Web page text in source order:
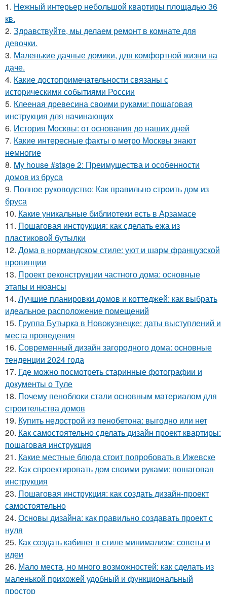
1. Нежный интерьер небольшой квартиры площадью 36
кв.
2. Здравствуйте, мы делаем ремонт в комнате для
девочки.
3. Маленькие дачные домики, для комфортной жизни на
даче.
4. Какие достопримечательности связаны с
историческими событиями России
5. Клееная древесина своими руками: пошаговая
инструкция для начинающих
6. История Москвы: от основания до наших дней
7. Какие интересные факты о метро Москвы знают
немногие
8. My house #stage 2: Преимущества и особенности
домов из бруса
9. Полное руководство: Как правильно строить дом из
бруса
10. Какие уникальные библиотеки есть в Арзамасе
11. Пошаговая инструкция: как сделать ежа из
пластиковой бутылки
12. Дома в нормандском стиле: уют и шарм французской
провинции
13. Проект реконструкции частного дома: основные
этапы и нюансы
14. Лучшие планировки домов и коттеджей: как выбрать
идеальное расположение помещений
15. Группа Бутырка в Новокузнецке: даты выступлений и
места проведения
16. Современный дизайн загородного дома: основные
тенденции 2024 года
17. Где можно посмотреть старинные фотографии и
документы о Туле
18. Почему пеноблоки стали основным материалом для
строительства домов
19. Купить недострой из пенобетона: выгодно или нет
20. Как самостоятельно сделать дизайн проект квартиры:
пошаговая инструкция
21. Какие местные блюда стоит попробовать в Ижевске
22. Как спроектировать дом своими руками: пошаговая
инструкция
23. Пошаговая инструкция: как создать дизайн-проект
самостоятельно
24. Основы дизайна: как правильно создавать проект с
нуля
25. Как создать кабинет в стиле минимализм: советы и
идеи
26. Мало места, но много возможностей: как сделать из
маленькой прихожей удобный и функциональный
простор